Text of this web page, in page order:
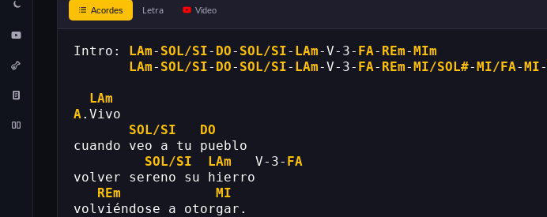
Acordes Letra Video
Intro: LAm- SOL/SI- DO- SOL/SI- LAm-V-3- FA- REm-MIm
LAm- SOL/SI- DO- SOL/SI- LAm-V-3- FA- REm-MI/SOL#-MI/FA-MI-
LAm
A.Vivo
SOL/SI
DO
cuando veo a tu pueblo
SOL/SI
LAm V-3- FA
volver sereno su hierro
REm
MI
volviéndose a otorgar.